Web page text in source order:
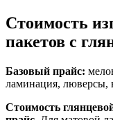
Стоимость
пакетов с
Базовый прайс:
ламинация, люверсы,
Стоимость